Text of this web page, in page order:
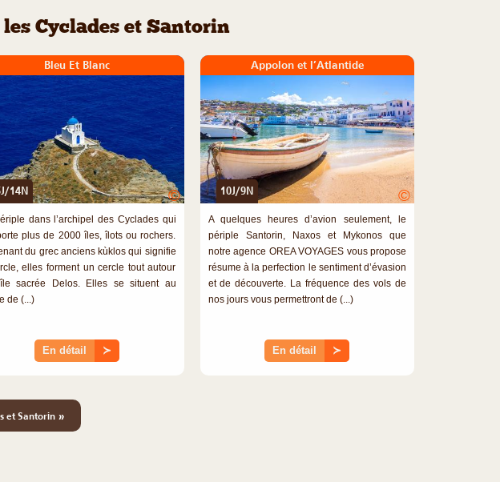
les Cyclades et Santorin
Bleu Et Blanc
14N ©
dans l’archipel des Cyclades qui
plus de 2000 îles, îlots ou rochers.
du grec anciens kùklos qui signifie
elles forment un cercle tout autour
sacrée Delos. Elles se situent au
de (...)
En détail ≻
Appolon et l’Atlantide
10J/9N ©
A quelques heures d’avion seulement, le
périple Santorin, Naxos et Mykonos que
notre agence OREA VOYAGES vous propose
résume à la perfection le sentiment d’évasion
et de découverte. La fréquence des vols de
nos jours vous permettront de (...)
En détail ≻
et Santorin»